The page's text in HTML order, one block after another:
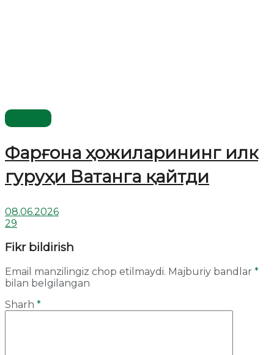
Фарғона ҳожиларининг илк
гуруҳи Ватанга қайтди
08.06.2026
29
Fikr bildirish
Email manzilingiz chop etilmaydi. Majburiy bandlar *
bilan belgilangan
Sharh *